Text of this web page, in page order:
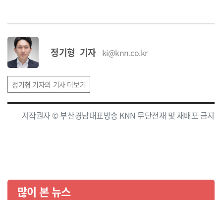
정기형 기자 ki@knn.co.kr
정기형 기자의 기사 더보기
저작권자 © 부산경남대표방송 KNN 무단전재 및 재배포 금지
많이 본 뉴스